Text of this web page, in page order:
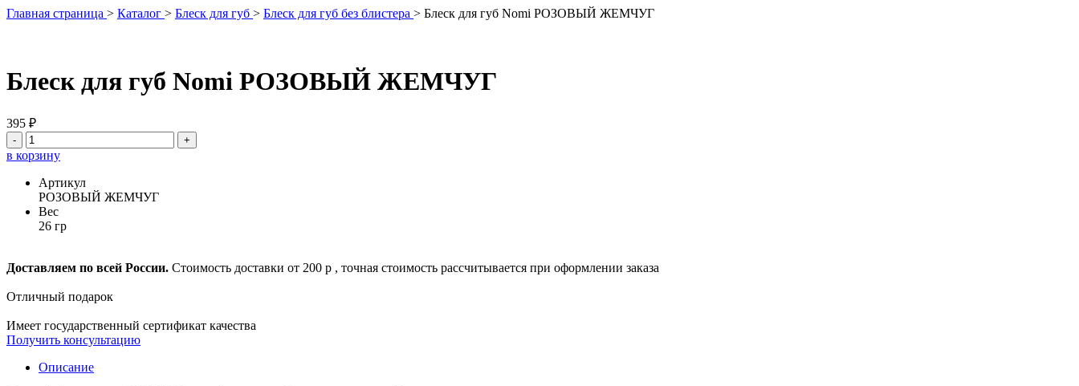
Главная страница > Каталог > Блеск для губ > Блеск для губ без блистера > Блеск для губ Nomi РОЗОВЫЙ ЖЕМЧУГ
Блеск для губ Nomi РОЗОВЫЙ ЖЕМЧУГ
395 ₽
- +
в корзину
Артикул
РОЗОВЫЙ ЖЕМЧУГ
Вес
26 гр
Доставляем по всей России. Стоимость доставки от 200 р , точная стоимость рассчитывается при оформлении заказа
Отличный подарок
Имеет государственный сертификат качества
Получить консультацию
Описание